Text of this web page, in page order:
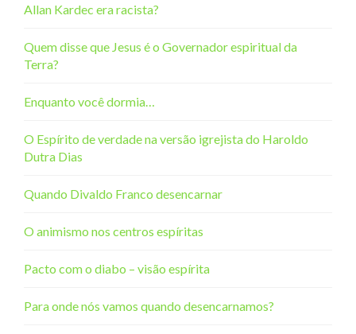
Allan Kardec era racista?
Quem disse que Jesus é o Governador espiritual da
Terra?
Enquanto você dormia…
O Espírito de verdade na versão igrejista do Haroldo
Dutra Dias
Quando Divaldo Franco desencarnar
O animismo nos centros espíritas
Pacto com o diabo – visão espírita
Para onde nós vamos quando desencarnamos?